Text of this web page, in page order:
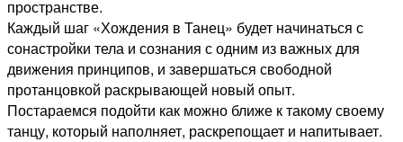
пространстве.
Каждый шаг «Хождения в Танец» будет начинаться с
сонастройки тела и сознания с одним из важных для
движения принципов, и завершаться свободной
протанцовкой раскрывающей новый опыт.
Постараемся подойти как можно ближе к такому своему
танцу, который наполняет, раскрепощает и напитывает.